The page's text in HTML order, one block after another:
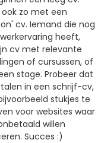
ook zo met een
cv. Iemand die nog
heeft,
cv met relevante
of cursussen, of
stage. Probeer dat
in een schrijf-cv,
stukjes te
voor websites waar
willen
Succes :)